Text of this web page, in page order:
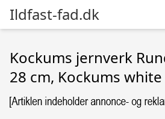
Ildfast-fad.dk
Kockums jernverk
28 cm, Kockums white